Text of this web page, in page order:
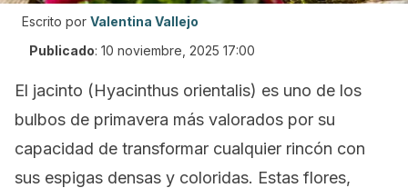
Escrito por Valentina Vallejo
Publicado: 10 noviembre, 2025 17:00
El jacinto (Hyacinthus orientalis) es uno de los
bulbos de primavera más valorados por su
capacidad de transformar cualquier rincón con
sus espigas densas y coloridas. Estas flores,